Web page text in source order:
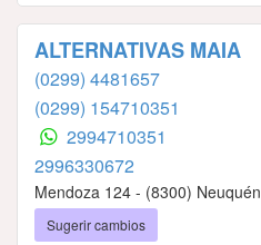
ALTERNATIVAS MAIA
(0299) 4481657
(0299) 154710351
2994710351
2996330672
Mendoza 124 - (8300) Neuquén
Sugerir cambios